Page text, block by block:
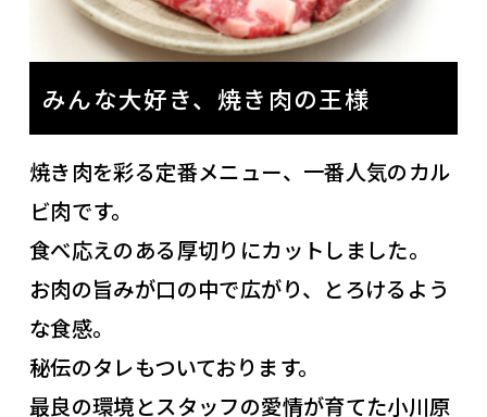
みんな大好き、焼き肉の王様
焼き肉を彩る定番メニュー、一番人気のカル
ビ肉です。
食べ応えのある厚切りにカットしました。
お肉の旨みが口の中で広がり、とろけるよう
な食感。
秘伝のタレもついております。
最良の環境とスタッフの愛情が育てた小川原